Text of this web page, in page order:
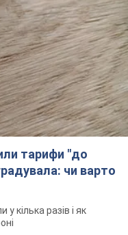
тарифи "до
чи варто
кілька разів і як